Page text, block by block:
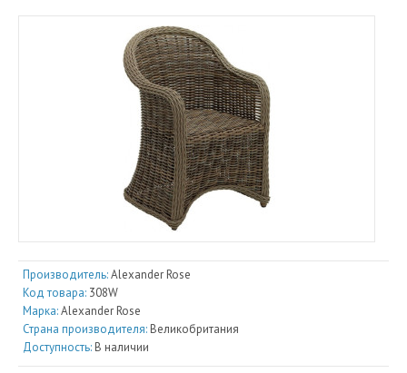
Производитель:Alexander Rose
Код товара: 308W
Марка:Alexander Rose
Страна производителя: Великобритания
Доступность: В наличии